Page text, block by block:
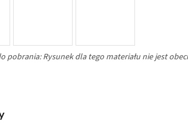
pobrania: Rysunek dla tego materiału nie jest